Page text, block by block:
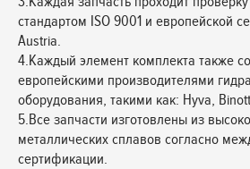
стандартом ISO 9001 и европейской
Austria.
4.Каждый элемент комплекта также
европейскими производителями
оборудования, такими как: Hyva,
5.Все запчасти изготовлены из
металлических сплавов согласно
сертификации.